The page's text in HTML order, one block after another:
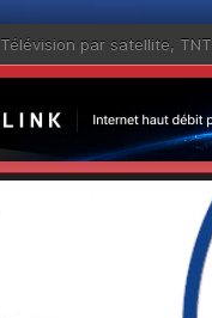
Télévision par satellite, TNT